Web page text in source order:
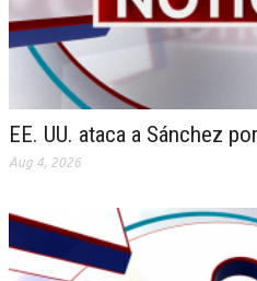
EE. UU. ataca a Sánchez
Aug 4, 2026